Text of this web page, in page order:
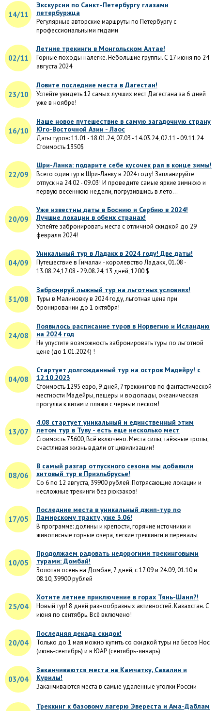
14/11
Экскурсии по Санкт-Петербургу глазами
петербуржца
Регулярные авторские маршруты по Петербургу с
профессиональными гидами
02/11
Летние трекинги в Монгольском Алтае!
Горные походы налегке. Небольшие группы. С 17 июня по 24
августа 2024
23/10
Ловите последние места в Дагестан!
Успейте увидеть 12 самых лучших мест Дагестана за 6 дней
уже в ноябре!
16/10
Наше новое путешествие в самую загадочную страну
Юго-Восточной Азии - Лаос
Даты туров: 11.01 - 18.01.24, 07.03 - 14.03.24, 02.11 - 09.11.24
Стоимость 1350$
22/09
Шри-Ланка: подарите себе кусочек рая в конце зимы!
Всего один тур в Шри-Ланку в 2024 году! Запланируйте
отпуск на 24.02 - 09.03! И проведите самые яркие зимнюю и
первую весеннюю недели, погрузившись в лето...
20/09
Уже известны даты в Боснию и Сербию в 2024!
Лучшие локации в обеих странах!
Успейте забронировать места с отличной скидкой до 29
февраля 2024!
04/09
Уникальный тур в Ладакх в 2024 году! Две даты!
Путешествие в Гималаи - королевство Ладакх, 01.08 -
13.08.24,17.08 - 29.08.24, 13 дней, 1200 $
31/08
Забронируй лыжный тур на льготных условиях!
Туры в Малиновку в 2024 году, льготная цена при
бронировании до 1 октября!
24/08
Появилось расписание туров в Норвегию и Исландию
на 2024 год
Не упустите возможность забронировать туры по льготной
цене (до 1.01.2024) !
04/08
Стартует долгожданный тур на остров Мадейру! с
12.10.2023
Стоимость 1295 евро, 9 дней, 7 треккингов по фантастической
местности Мадейры, пещеры и водопады, океаническая
прогулка к китам и пляжи с черным песком!
13/07
4.08 стартует уникальный и единственный этим
летом тур в Туву - есть еще несколько мест
Стоимость 75600, Всё включено. Места силы, таёжные тропы,
счастливая жизнь вдали от цивилизации!
08/06
В самый разгар отпускного сезона мы добавили
хитовый тур в Приэльбрусье!
Со 6 по 12 августа, 39900 рублей. Потрясающие локации и
несложные трекинги без рюкзаков!
17/05
Последние места в уникальный джип-тур по
Памирскому тракту, уже 3.06!
В программе: долины и крепости, горячие источники и
живописные горные озера, легкие треккинги и перевалы
10/05
Продолжаем радовать недорогими трекинговыми
турами: Домбай!
Золотая осень на Домбае, 7 дней, с 17.09 и 24.09, 01.10 и
08.10, 39900 рублей
25/04
Хотите летнее приключение в горах Тянь-Шаня?!
Новый тур! 8 дней разнообразных активностей. Казахстан. С
июня по сентябрь. Всё включено!
20/04
Последняя декада скидок!
Только до 1 мая можно купить со скидкой туры на Бесов Нос
(июнь-сентябрь) и в ЮАР (сентябрь-январь)
03/04
Заканчиваются места на Камчатку, Сахалин и
Курилы!
Заканчиваются места в самые удаленные уголки России
Треккинг к базовому лагерю Эвереста и Ама-Даблам